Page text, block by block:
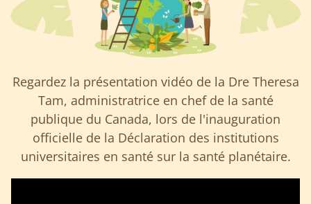
Regardez la présentation vidéo de la Dre Theresa
Tam, administratrice en chef de la santé
publique du Canada, lors de l'inauguration
officielle de la Déclaration des institutions
universitaires en santé sur la santé planétaire.